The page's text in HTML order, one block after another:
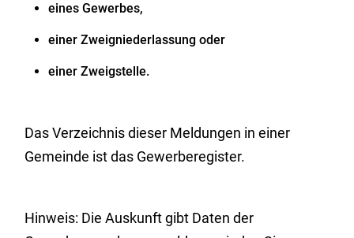
eines Gewerbes,
einer Zweigniederlassung oder
einer Zweigstelle.
DasVerzeichnis dieser Meldungen in einer
Gemeinde ist das Gewerberegister.
Hinweis: Die Auskunft gibt Daten der